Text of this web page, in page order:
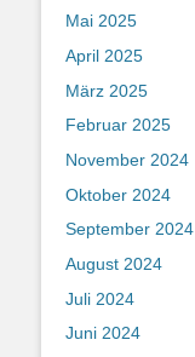
Mai 2025
April 2025
März 2025
Februar 2025
November 2024
Oktober 2024
September 2024
August 2024
Juli 2024
Juni 2024